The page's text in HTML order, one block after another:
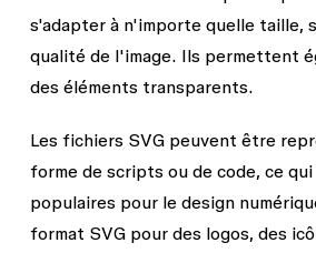
s'adapter à n'importe quelle taille,
qualité de l'image. Ils permettent
des éléments transparents.
Les fichiers SVG peuvent être
forme de scripts ou de code, ce
populaires pour le design
format SVG pour des logos, des